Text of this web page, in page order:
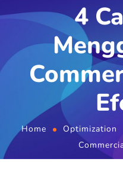
4
Home Optimization